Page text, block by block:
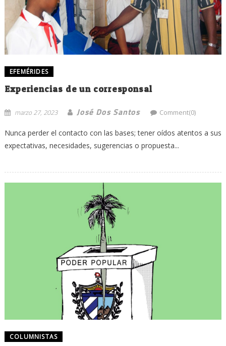
EFEMÉRIDES
Experiencias de un corresponsal
marzo 27, 2023 José Dos Santos Comment(0)
Nunca perder el contacto con las bases; tener oídos atentos a sus
expectativas, necesidades, sugerencias o propuesta...
COLUMNISTAS